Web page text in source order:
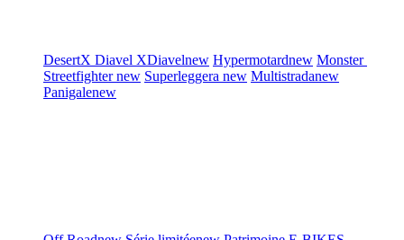
DesertX Diavel XDiavelnew Hypermotardnew Monster
Streetfighternew Superleggera new Multistradanew
Panigalenew